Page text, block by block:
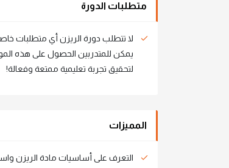
متطلبات الدورة
لا تتطلب دورة الريزن أي متطلبات
يمكن للمتدربين الحصول على هذه
لتحقيق تجربة تعليمية ممتعة وفعالة!
المميزات
التعرف على أساسيات مادة الريزن